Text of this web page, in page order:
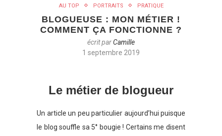
AU TOP PORTRAITS PRATIQUE
BLOGUEUSE : MON MÉTIER !
COMMENT ÇA FONCTIONNE ?
écrit parCamille
1 septembre 2019
Le métier de blogueur
Un article un peu particulier aujourd’hui puisque
le blog souffle sa 5° bougie ! Certains me disent